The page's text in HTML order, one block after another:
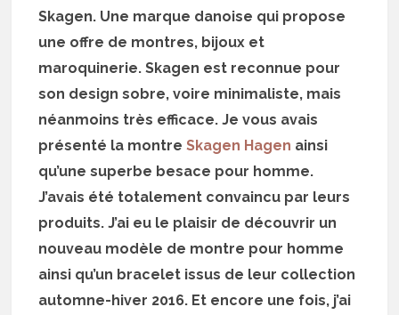
Skagen. Une marque danoise qui propose
une offre de montres, bijoux et
maroquinerie. Skagen est reconnue pour
son design sobre, voire minimaliste, mais
néanmoins très efficace. Je vous avais
présenté la montreSkagen Hagen ainsi
qu’une superbe besace pour homme.
J’avais été totalement convaincu par leurs
produits. J’ai eu le plaisir de découvrir un
nouveau modèle de montre pour homme
ainsi qu’un bracelet issus de leur collection
automne-hiver 2016. Et encore une fois, j’ai